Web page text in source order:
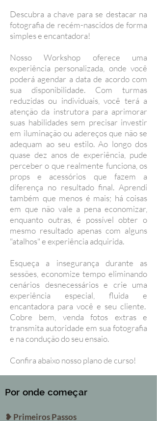
Descubra a chave para se destacar na
fotografia de recém-nascidos de forma
simples e encantadora!
Nosso Workshop oferece uma
experiência personalizada, onde você
poderá agendar a data de acordo com
sua disponibilidade. Com turmas
reduzidas ou individuais, você terá a
atenção da instrutora para aprimorar
suas habilidades sem precisar investir
em iluminação ou adereços que não se
adequam ao seu estilo. Ao longo dos
quase dez anos de experiência, pude
perceber o que realmente funciona, os
props e acessórios que fazem a
diferença no resultado final. Aprendi
também que menos é mais; há coisas
em que não vale a pena economizar,
enquanto outras, é possível obter o
mesmo resultado apenas com alguns
"atalhos" e experiência adquirida.
Esqueça a insegurança durante as
sessões, economize tempo eliminando
cenários desnecessários e crie uma
experiência especial, fluida e
encantadora para você e seu cliente.
Cobre bem, venda fotos extras e
transmita autoridade em sua fotografia
e na condução do seu ensaio.
Confira abaixo nosso plano de curso!
Por onde começar
❥ Primeiros Passos